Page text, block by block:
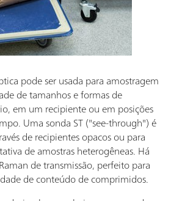
pode ser usada para amostragem
de tamanhos e formas de
em um recipiente ou em posições
Uma sonda ST ("see-through") é
de recipientes opacos ou para
de amostras heterogêneas. Há
de transmissão, perfeito para
de conteúdo de comprimidos.